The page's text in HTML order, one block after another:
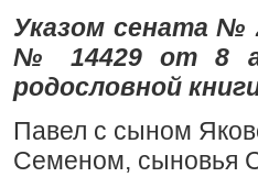
Указом сената №
№ 14429 от 8
родословной
Павел с сыном
Семеном, сыновья